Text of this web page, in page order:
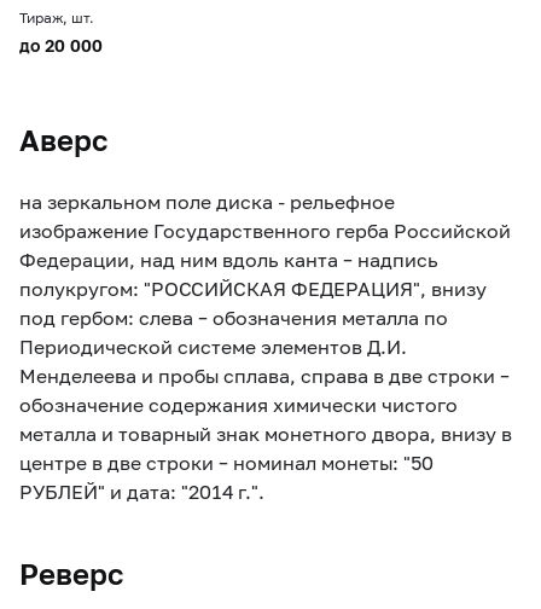
Тираж, шт.
до 20 000
Аверс
на зеркальном поле диска - рельефное
изображение Государственного герба Российской
Федерации, над ним вдоль канта – надпись
полукругом: "РОССИЙСКАЯ ФЕДЕРАЦИЯ", внизу
под гербом: слева – обозначения металла по
Периодической системе элементов Д.И.
Менделеева и пробы сплава, справа в две строки –
обозначение содержания химически чистого
металла и товарный знак монетного двора, внизу в
центре в две строки – номинал монеты: "50
РУБЛЕЙ" и дата: "2014 г.".
Реверс